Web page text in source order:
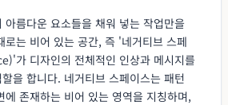
아름다운 요소들을 채워 넣는 작업만을
로는 비어 있는 공간, 즉 '네거티브 스페
가 디자인의 전체적인 인상과 메시지를
을 합니다. 네거티브 스페이스는 패턴
에 존재하는 비어 있는 영역을 지칭하며,